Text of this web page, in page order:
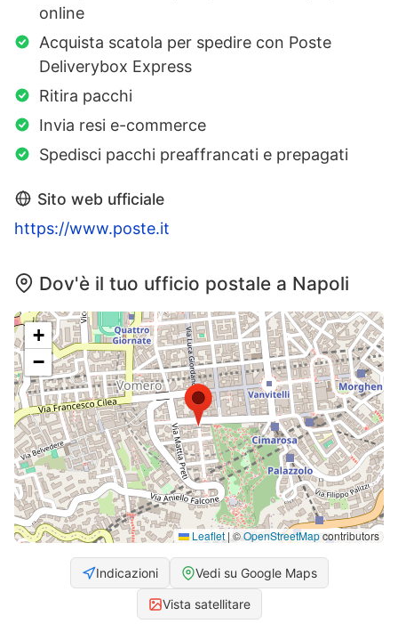
online
Acquista scatola per spedire con Poste
Deliverybox Express
Ritira pacchi
Invia resi e-commerce
Spedisci pacchi preaffrancati e prepagati
Sito web ufficiale
https://www.poste.it
Dov'è il tuo ufficio postale a Napoli
+
−
Leaflet | ©OpenStreetMapcontributors
Indicazioni Vedi su Google Maps
Vista satellitare